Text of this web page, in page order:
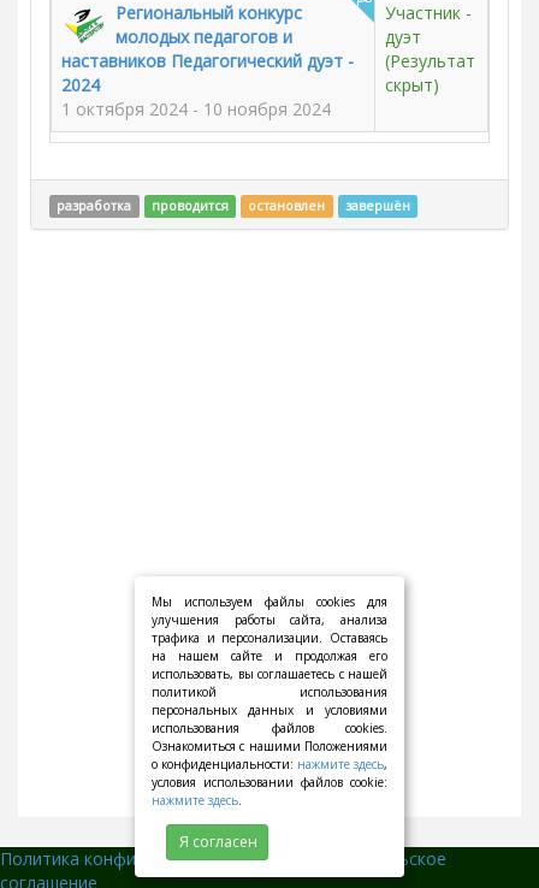
Региональный конкурс
молодых педагогов и
наставников Педагогический дуэт -
2024
1 октября 2024 - 10 ноября 2024
Участник -
дуэт
(Результат
скрыт)
разработка проводится остановлен завершён
Политика конфиденциальности||
Пользовательское
соглашение
Мы используем файлы cookies для
улучшения работы сайта, анализа
трафика и персонализации. Оставаясь
на нашем сайте и продолжая его
использовать, вы соглашаетесь с нашей
политикой использования
персональных данных и условиями
использования файлов cookies.
Ознакомиться с нашими Положениями
о конфиденциальности: нажмите здесь,
условия использовании файлов cookie:
нажмите здесь.
Я согласен